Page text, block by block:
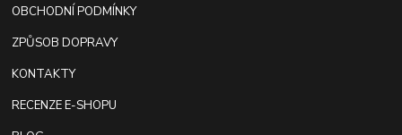
OBCHODNÍ PODMÍNKY
ZPŮSOB DOPRAVY
KONTAKTY
RECENZE E-SHOPU